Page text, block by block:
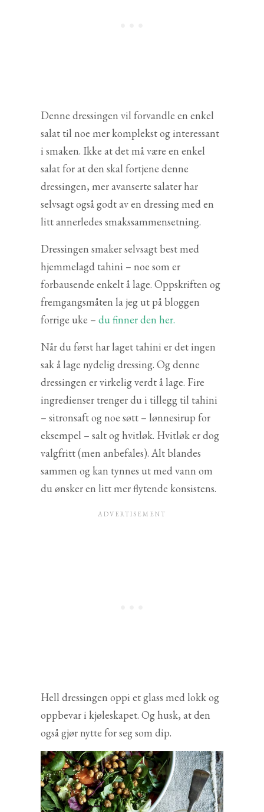
Denne dressingen vil forvandle en enkel
salat til noe mer komplekst og interessant
i smaken. Ikke at det må være en enkel
salat for at den skal fortjene denne
dressingen, mer avanserte salater har
selvsagt også godt av en dressing med en
litt annerledes smakssammensetning.
Dressingen smaker selvsagt best med
hjemmelagd tahini – noe som er
forbausende enkelt å lage. Oppskriften og
fremgangsmåten la jeg ut på bloggen
forrige uke – du finner den her.
Når du først har laget tahini er det ingen
sak å lage nydelig dressing. Og denne
dressingen er virkelig verdt å lage. Fire
ingredienser trenger du i tillegg til tahini
– sitronsaft og noe søtt – lønnesirup for
eksempel – salt og hvitløk. Hvitløk er dog
valgfritt (men anbefales). Alt blandes
sammen og kan tynnes ut med vann om
du ønsker en litt mer flytende konsistens.
Hell dressingen oppi et glass med lokk og
oppbevar i kjøleskapet. Og husk, at den
også gjør nytte for seg som dip.